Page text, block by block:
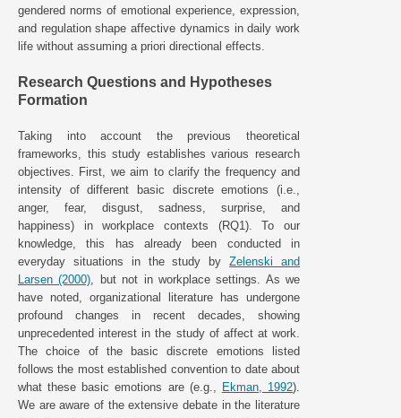
gendered norms of emotional experience, expression,
and regulation shape affective dynamics in daily work
life without assuming a priori directional effects.
Research Questions and Hypotheses
Formation
Taking into account the previous theoretical
frameworks, this study establishes various research
objectives. First, we aim to clarify the frequency and
intensity of different basic discrete emotions (i.e.,
anger, fear, disgust, sadness, surprise, and
happiness) in workplace contexts (RQ1). To our
knowledge, this has already been conducted in
everyday situations in the study byZelenski and
Larsen (2000) , but not in workplace settings. As we
have noted, organizational literature has undergone
profound changes in recent decades, showing
unprecedented interest in the study of affect at work.
The choice of the basic discrete emotions listed
follows the most established convention to date about
what these basic emotions are (e.g.,
Ekman, 1992).
We are aware of the extensive debate in the literature